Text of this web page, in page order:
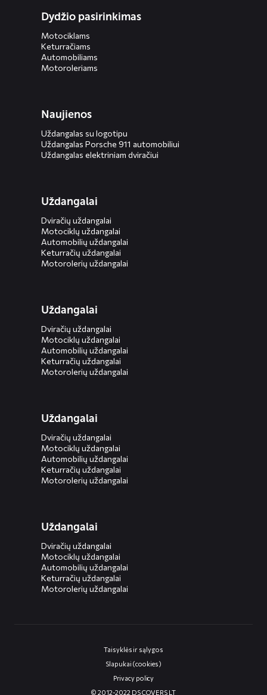
Dydžio pasirinkimas
Motociklams
Keturračiams
Automobiliams
Motoroleriams
Naujienos
Uždangalas su logotipu
Uždangalas Porsche 911 automobiliui
Uždangalas elektriniam dviračiui
Uždangalai
Dviračių uždangalai
Motociklų uždangalai
Automobilių uždangalai
Keturračių uždangalai
Motorolerių uždangalai
Uždangalai
Dviračių uždangalai
Motociklų uždangalai
Automobilių uždangalai
Keturračių uždangalai
Motorolerių uždangalai
Uždangalai
Dviračių uždangalai
Motociklų uždangalai
Automobilių uždangalai
Keturračių uždangalai
Motorolerių uždangalai
Uždangalai
Dviračių uždangalai
Motociklų uždangalai
Automobilių uždangalai
Keturračių uždangalai
Motorolerių uždangalai
Taisyklės ir sąlygos
Slapukai (cookies)
Privacy policy
© 2012-2022 DS COVERS LT